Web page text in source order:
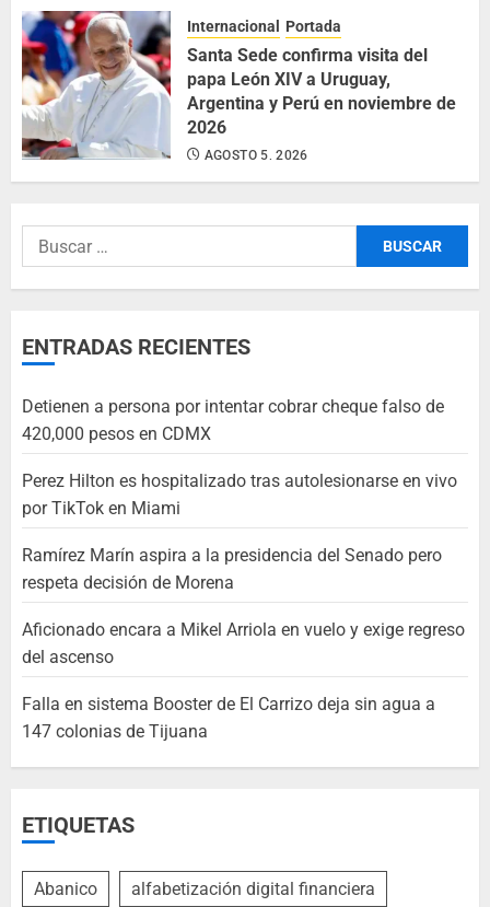
Internacional Portada
Santa Sede confirma visita del
papa León XIV a Uruguay,
Argentina y Perú en noviembre de
2026
AGOSTO 5, 2026
ENTRADAS RECIENTES
Detienen a persona por intentar cobrar cheque falso de
420,000 pesos en CDMX
Perez Hilton es hospitalizado tras autolesionarse en vivo
por TikTok en Miami
Ramírez Marín aspira a la presidencia del Senado pero
respeta decisión de Morena
Aficionado encara a Mikel Arriola en vuelo y exige regreso
del ascenso
Falla en sistema Booster de El Carrizo deja sin agua a
147 colonias de Tijuana
ETIQUETAS
Abanico alfabetización digital financiera